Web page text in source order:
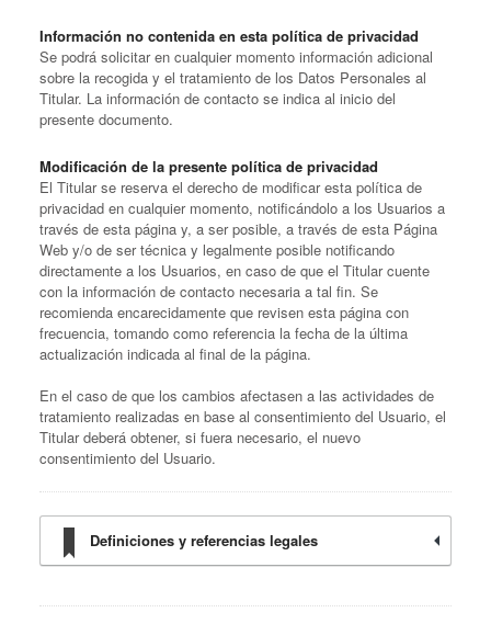
Información no contenida en esta política de privacidad
Se podrá solicitar en cualquier momento información adicional
sobre la recogida y el tratamiento de los Datos Personales al
Titular. La información de contacto se indica al inicio del
presente documento.
Modificación de la presente política de privacidad
El Titular se reserva el derecho de modificar esta política de
privacidad en cualquier momento, notificándolo a los Usuarios a
través de esta página y, a ser posible, a través de esta Página
Web y/o de ser técnica y legalmente posible notificando
directamente a los Usuarios, en caso de que el Titular cuente
con la información de contacto necesaria a tal fin. Se
recomienda encarecidamente que revisen esta página con
frecuencia, tomando como referencia la fecha de la última
actualización indicada al final de la página.
En el caso de que los cambios afectasen a las actividades de
tratamiento realizadas en base al consentimiento del Usuario, el
Titular deberá obtener, si fuera necesario, el nuevo
consentimiento del Usuario.
Definiciones y referencias legales